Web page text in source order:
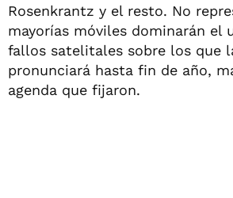
Rosenkrantz y el resto. No
mayorías móviles dominarán el
fallos satelitales sobre los que
pronunciará hasta fin de año,
agenda que fijaron.